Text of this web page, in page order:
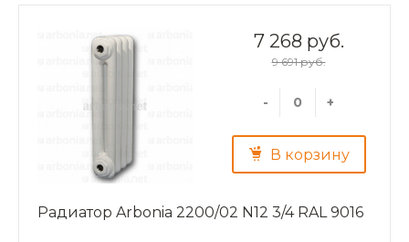
7 268 руб.
9 691 руб.
- +
В корзину
Радиатор Arbonia 2200/02 N12 3/4 RAL 9016